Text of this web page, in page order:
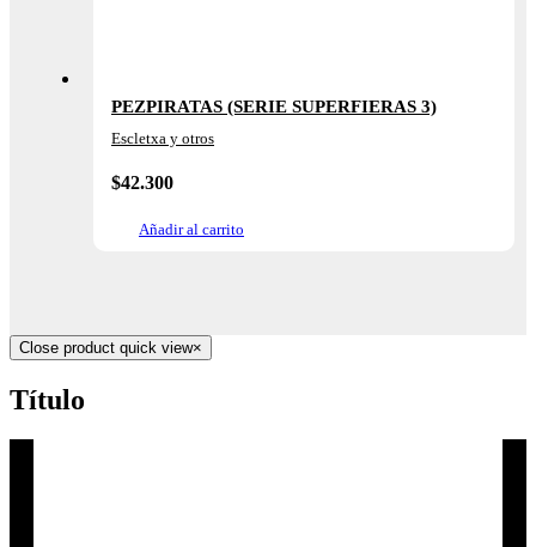
PEZPIRATAS (SERIE SUPERFIERAS 3)
Escletxa y otros
$42.300
Añadir al carrito
Close product quick view×
Título